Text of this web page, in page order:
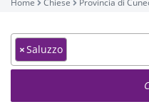
Home Chiese Provincia di
×Saluzzo